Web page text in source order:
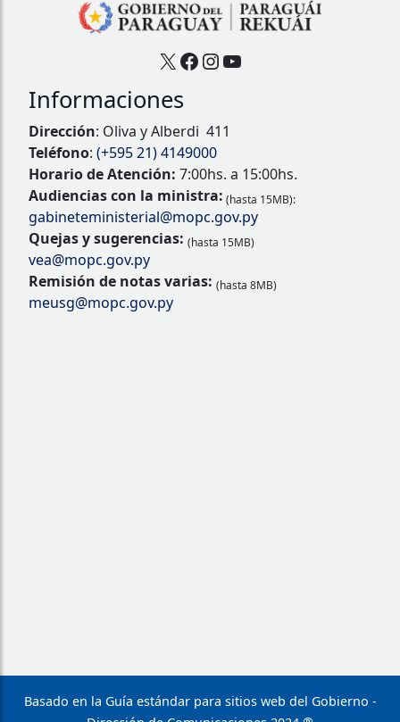
X Facebook
Instagram
YouTube
Informaciones
Dirección: Oliva y Alberdi 411
Teléfono: (+595 21) 4149000
Horario de Atención: 7:00hs. a 15:00hs.
Audiencias con la ministra: (hasta 15MB):
gabineteministerial@mopc.gov.py
Quejas y sugerencias: (hasta 15MB)
vea@mopc.gov.py
Remisión de notas varias: (hasta 8MB)
meusg@mopc.gov.py
Basado en la Guía estándar para sitios web del Gobierno -